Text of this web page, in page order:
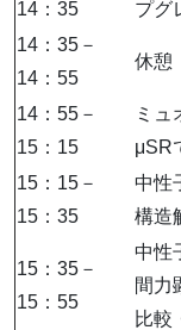
14：35
プグ
14：35－
14：55
休憩
14：55－
15：15
ミュ
μSR
15：15－
15：35
中性
構造
15：35－
15：55
中性
間力
比較